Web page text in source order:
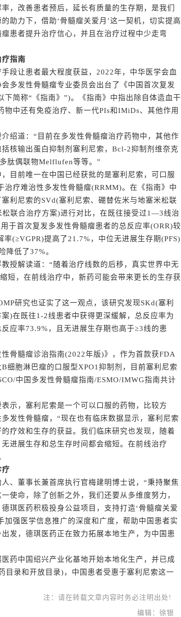
，改善患者预后，延长有质量的生存期，是我们
助力下，借助‘骨髓瘤关爱月’这一契机，切实提高
患者提升治疗信心，并且在治疗过程中少走弯
疗指南
让患者最大程度获益，2022年，中华医学会血
多发性骨髓瘤专业委员会出台了《中国首次复发
简称“《指南》”)。《指南》中指出除自体造血干
物中还有免疫治疗、新一代PIs和IMiDs、其他作用
道：“目前在多发性骨髓瘤治疗药物中，其他作
核输出蛋白抑制剂塞利尼索，Bcl-2抑制剂维奈克
肽偶联物Melflufen等等。”
前唯一在中国已经获批的是塞利尼索，可口服
治疗难治性多发性骨髓瘤(RRMM)。在《指南》中
利尼索的SVd(塞利尼索、硼替佐米与地塞米松联
联合治疗方案)进行对比，在既往接受过1—3线治
于首次复发多发性骨髓瘤患者的总反应率(ORR)较
(≥VGPR)提高了21.7%，中位无进展生存期(PFS)
降低了37%。
解读道：“随着治疗线数的后移，真实世界中无
短，在前线治疗中，新药可能会带来更长的生存获
研究也证实了这一观点，该研究发现SKd(塞利
)在既往1-2线患者中获得更深缓解，总反应率为
应率73.9%，且无进展生存期也高于≥3线的患
髓瘤诊治指南(2022年版)》，作为首款获FDA
细胞淋巴瘤的口服型XPO1抑制剂，目前塞利尼索
中国多发性骨髓瘤指南/ESMO/IMWG指南共计
，塞利尼索是一个可以口服的药物，比较方
发性骨髓瘤，“现在也有临床数据显示，塞利尼索
疗效和生存的获益。我们临床研究也发现，随着
进展生存和总生存时间都会缩短。在前线治疗
疗
董事长兼首席执行官梅建明博士说，“秉持聚焦
使命，除了创新之外，我们还要从多维度努力，
琪医药积极投身公益项目，支持打造‘骨髓瘤关爱
加强医学信息推广的深度和广度，帮助中国患者实
发，德琪医药正在致力拓展本地生产，为中国患
中国绍兴产业化基地开始本地化生产，并已成
目录和开放目录)，中国患者受惠于塞利尼索这一
注：请在转载文章内容时务必注明出处!
编辑：徐银